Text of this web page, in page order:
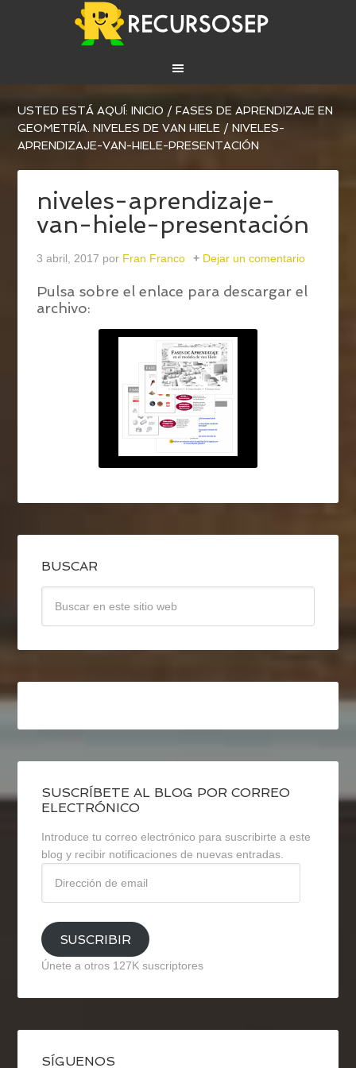
USTED ESTÁ AQUÍ:INICIO / FASES DE APRENDIZAJE EN
GEOMETRÍA. NIVELES DE VAN HIELE / NIVELES-
APRENDIZAJE-VAN-HIELE-PRESENTACIÓN
niveles-aprendizaje-
van-hiele-presentación
3 abril, 2017 por Fran Franco Dejar un comentario
Pulsa sobre el enlace para descargar el
archivo:
BUSCAR
SUSCRÍBETE AL BLOG POR CORREO
ELECTRÓNICO
Introduce tu correo electrónico para suscribirte a este
blog y recibir notificaciones de nuevas entradas.
email
SUSCRIBIR
Únete a otros 127K suscriptores
SÍGUENOS